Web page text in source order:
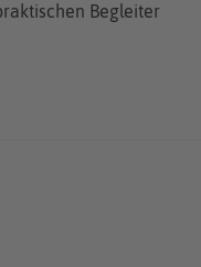
Begleiter